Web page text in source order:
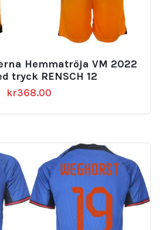
Hemmatröja VM 2022
tryck RENSCH 12
kr368.00